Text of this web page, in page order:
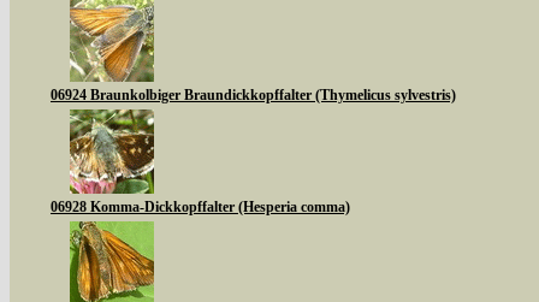
06924 Braunkolbiger Braundickkopffalter (Thymelicus sylvestris)
06928 Komma-Dickkopffalter (Hesperia comma)